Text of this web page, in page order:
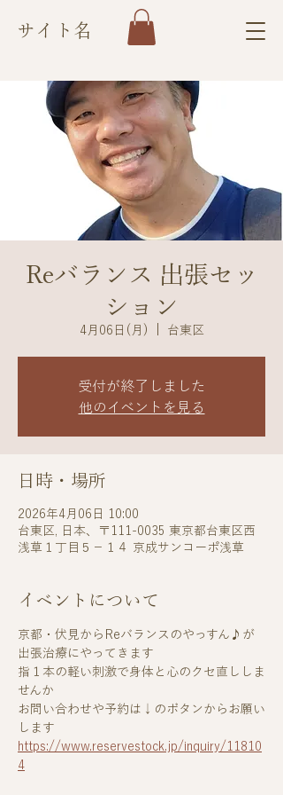
サイト名
Reバランス 出張セッ
ション
4月06日(月) 台東区
受付が終了しました
他のイベントを見る
日時・場所
2026年4月06日 10:00
台東区, 日本、〒111-0035 東京都台東区西
浅草１丁目５−１４ 京成サンコーポ浅草
イベントについて
京都・伏見からReバランスのやっすん♪が
出張治療にやってきます
指１本の軽い刺激で身体と心のクセ直ししま
せんか
お問い合わせや予約は↓のボタンからお願い
します
https://www.reservestock.jp/inquiry/11810
4